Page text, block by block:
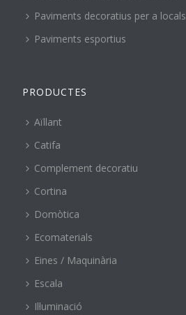
Paviments decoratius per a
Paviments esportius
PRODUCTES
Aïllant
Catifa
Complement decoratiu
Cortina
Domòtica
Ecomaterials
Eines / Maquinària
Escala
Il·luminació